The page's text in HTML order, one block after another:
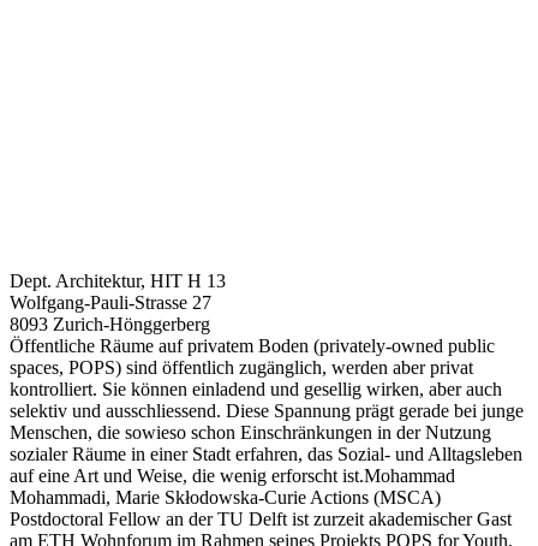
Dept. Architektur, HIT H 13
Wolfgang-Pauli-Strasse 27
8093 Zurich-Hönggerberg
Öffentliche Räume auf privatem Boden (privately-owned public
spaces, POPS) sind öffentlich zugänglich, werden aber privat
kontrolliert. Sie können einladend und gesellig wirken, aber auch
selektiv und ausschliessend. Diese Spannung prägt gerade bei junge
Menschen, die sowieso schon Einschränkungen in der Nutzung
sozialer Räume in einer Stadt erfahren, das Sozial- und Alltagsleben
auf eine Art und Weise, die wenig erforscht ist.Mohammad
Mohammadi, Marie Skłodowska-Curie Actions (MSCA)
Postdoctoral Fellow an der TU Delft ist zurzeit akademischer Gast
am ETH Wohnforum im Rahmen seines Projekts POPS for Youth.